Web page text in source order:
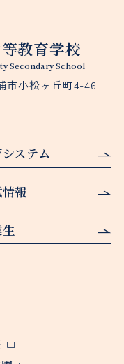
教育学校
Secondary School
市小松ヶ丘町4-46
ステム
情報